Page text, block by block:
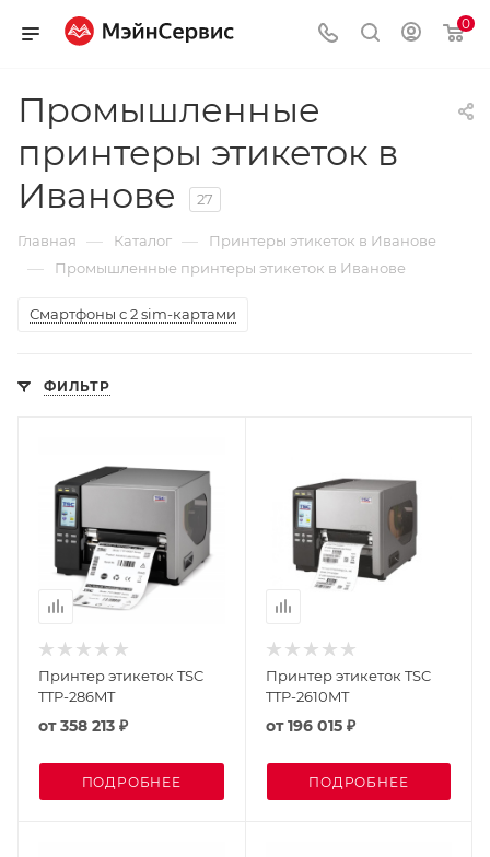
0
Промышленные
принтеры этикеток в
Иванове
27
Главная — Каталог — Принтеры этикеток в Иванове
— Промышленные принтеры этикеток в Иванове
Смартфоны с 2 sim-картами
ФИЛЬТР
Принтер этикеток TSC
TTP-286MT
от358 213 ₽
ПОДРОБНЕЕ
Принтер этикеток TSC
TTP-2610MT
от196 015 ₽
ПОДРОБНЕЕ